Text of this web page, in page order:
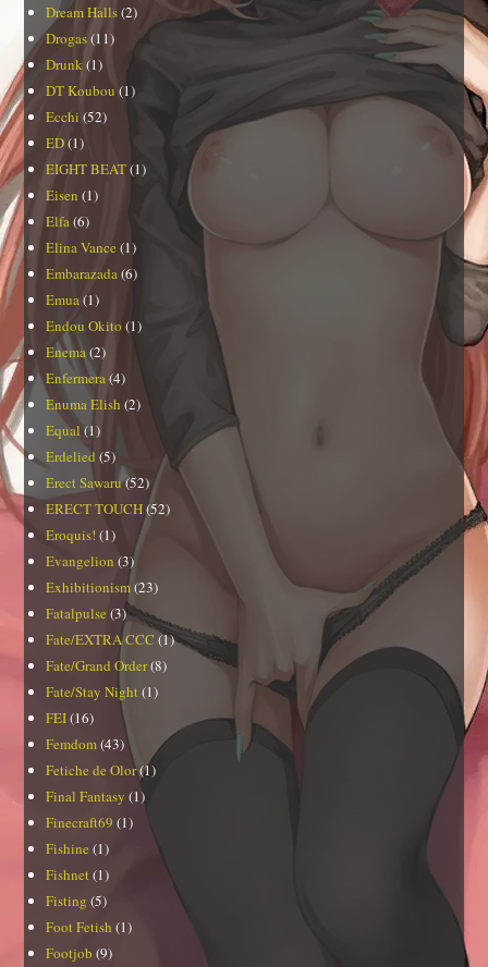
Dream Halls(2)
Drogas(11)
Drunk (1)
DT Koubou (1)
Ecchi (52)
ED(1)
EIGHT BEAT(1)
Eisen (1)
Elfa (6)
Elina Vance (1)
Embarazada (6)
Emua (1)
Endou Okito (1)
Enema (2)
Enfermera (4)
Enuma Elish (2)
Equal(1)
Erdelied (5)
Erect Sawaru(52)
ERECT TOUCH(52)
Eroquis! (1)
Evangelion (3)
Exhibitionism (23)
Fatalpulse (3)
Fate/EXTRA CCC (1)
Fate/Grand Order(8)
Fate/Stay Night (1)
FEI(16)
Femdom(43)
Fetiche de Olor(1)
Final Fantasy (1)
Finecraft69 (1)
Fishine (1)
Fishnet (1)
Fisting (5)
Foot Fetish (1)
Footjob (9)